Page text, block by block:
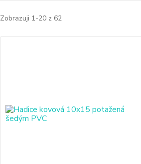
Zobrazuji 1-20 z 62